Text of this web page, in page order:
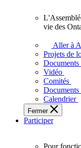
l'Ontario.
L'Assemblée
adopte
touchent
des
Ontariennes
et
vie des
Aller à
Projets de
Documents
Vidéo
Comités
Documents
Calendrier
Fermer
Participer
Pour